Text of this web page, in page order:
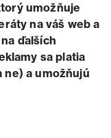
umožňuje
na váš web a
ďalších
sa platia
ne) a umožňujú